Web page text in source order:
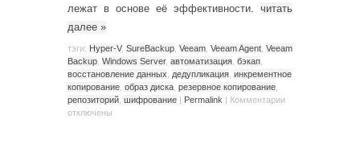
лежат в основе её эффективности. читать
далее »
тэги: Hyper-V, SureBackup Veeam Veeam Agent Veeam
Backup Windows Server, автоматизация бэкап
восстановление данных
дедупликация инкрементное
копирование образ диска резервное копирование
репозиторий шифрование | Permalink | Комментарии
отключены